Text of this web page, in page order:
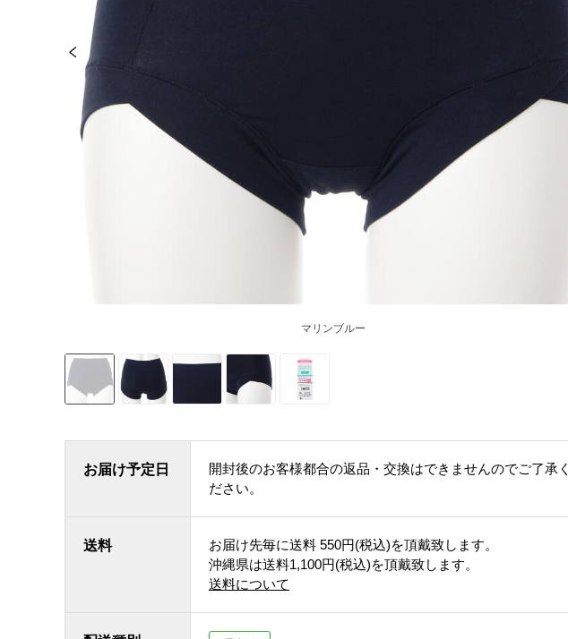
マリンブルー
お届け予定日
開封後のお客様都合の返品・交換はできませんのでご了承く
ださい。
送料 お届け先毎に送料 550円(税込)を頂戴致します。
沖縄県は送料1,100円(税込)を頂戴致します。
送料について